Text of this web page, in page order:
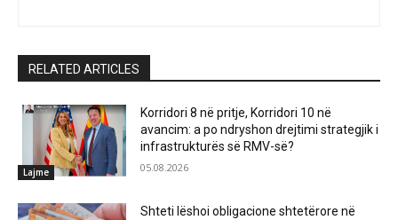
RELATED ARTICLES
Lajme
Korridori 8 në pritje, Korridori 10 në
avancim: a po ndryshon drejtimi strategjik i
infrastrukturës së RMV-së?
05.08.2026
Shteti lëshoi obligacione shtetërore në